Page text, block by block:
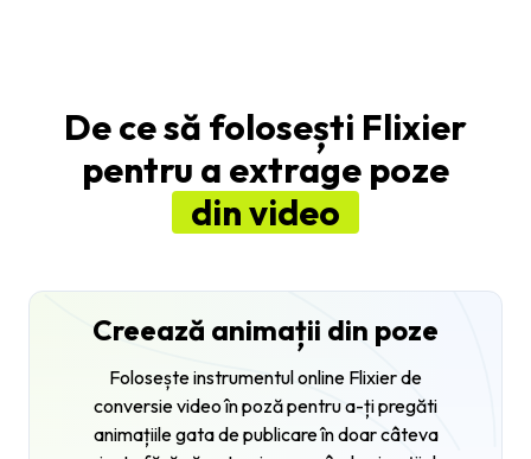
De ce să folosești Flixier
pentru a extrage poze
din video
Creează animații din poze
Folosește instrumentul online Flixier de
conversie video în poză pentru a-ți pregăti
animațiile gata de publicare în doar câteva